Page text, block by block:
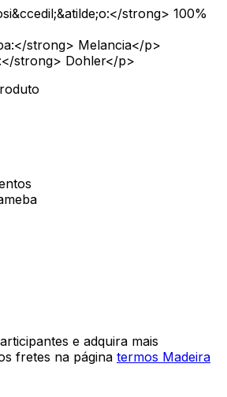
strong> 100%
strong> Melancia</p>
strong> Dohler</p>
e adquira mais
fretes na página termos Madeira